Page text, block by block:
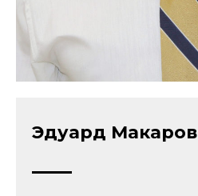
Эдуард Макаров